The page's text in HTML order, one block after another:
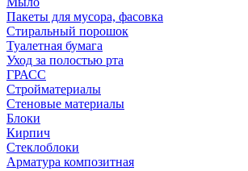
Пакеты для мусора, фасовка
Стиральный порошок
Туалетная бумага
Уход за полостью рта
ГРАСС
Стройматериалы
Стеновые материалы
Блоки
Кирпич
Стеклоблоки
Арматура композитная